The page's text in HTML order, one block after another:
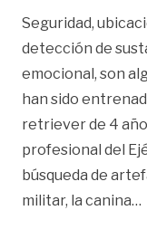
Seguridad,
detección de
emocional, son
han sido
retriever de 4
profesional del
búsqueda de
militar, la canina…